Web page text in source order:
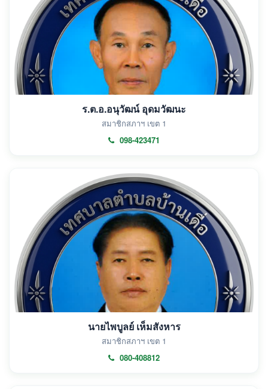
ร.ต.อ.อนุวัฒน์ อุดมวัฒนะ
สมาชิกสภาฯ เขต 1
098-423471
นายไพบูลย์ เห็มสังหาร
สมาชิกสภาฯ เขต 1
080-408812